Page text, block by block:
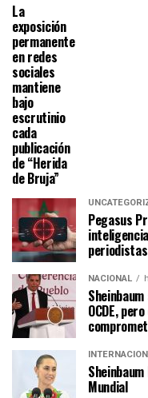
La
exposición
permanente
en redes
sociales
mantiene
bajo
escrutinio
cada
publicación
de “Herida
de Bruja”
Pegasus
NACIONAL
OCDE,
Mundial